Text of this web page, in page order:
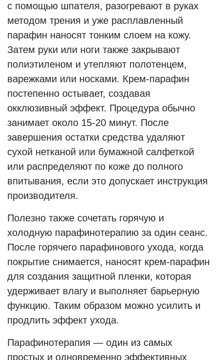
с помощью шпателя, разогревают в руках
методом трения и уже расплавленный
парафин наносят тонким слоем на кожу.
Затем руки или ноги также закрывают
полиэтиленом и утепляют полотенцем,
варежками или носками. Крем-парафин
постепенно остывает, создавая
окклюзивный эффект. Процедура обычно
занимает около 15-20 минут. После
завершения остатки средства удаляют
сухой нетканой или бумажной салфеткой
или распределяют по коже до полного
впитывания, если это допускает инструкция
производителя.
Полезно также сочетать горячую и
холодную парафинотерапию за один сеанс.
После горячего парафинового ухода, когда
покрытие снимается, наносят крем-парафин
для создания защитной пленки, которая
удерживает влагу и выполняет барьерную
функцию. Таким образом можно усилить и
продлить эффект ухода.
Парафинотерапия — один из самых
простых и одновременно эффективных